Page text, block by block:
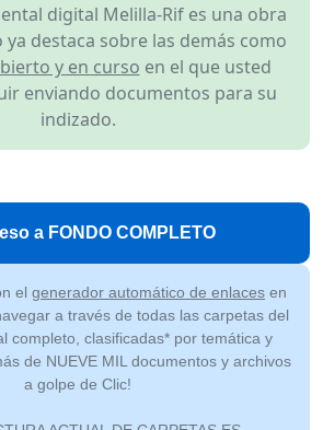
digital Melilla-Rif es una obra
ya destaca sobre las demás como
y en curso en el que usted
enviando documentos para su
indizado.
a FONDO COMPLETO
el generador automático de enlaces en
a través de todas las carpetas del
completo, clasificadas* por temática y
de NUEVE MIL documentos y archivos
a golpe de Clic!